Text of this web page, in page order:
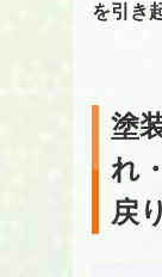
を引き
塗
れ
戻